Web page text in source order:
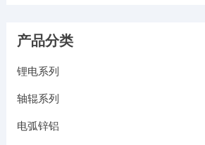
产品分类
锂电系列
轴辊系列
电弧锌铝